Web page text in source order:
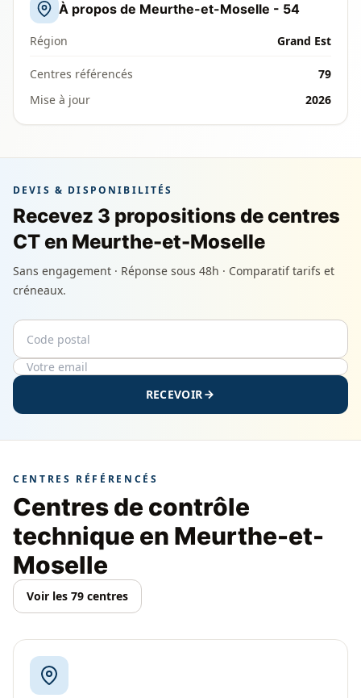
À propos de Meurthe-et-Moselle - 54
Région Grand Est
Centres référencés
79
Mise à jour
2026
DEVIS & DISPONIBILITÉS
Recevez 3 propositions de centres
CT en Meurthe-et-Moselle
Sans engagement · Réponse sous 48h · Comparatif tarifs et
créneaux.
Code postal
Email
RECEVOIR
CENTRES RÉFÉRENCÉS
Centres de contrôle
technique en Meurthe-et-
Moselle
Voir les 79 centres